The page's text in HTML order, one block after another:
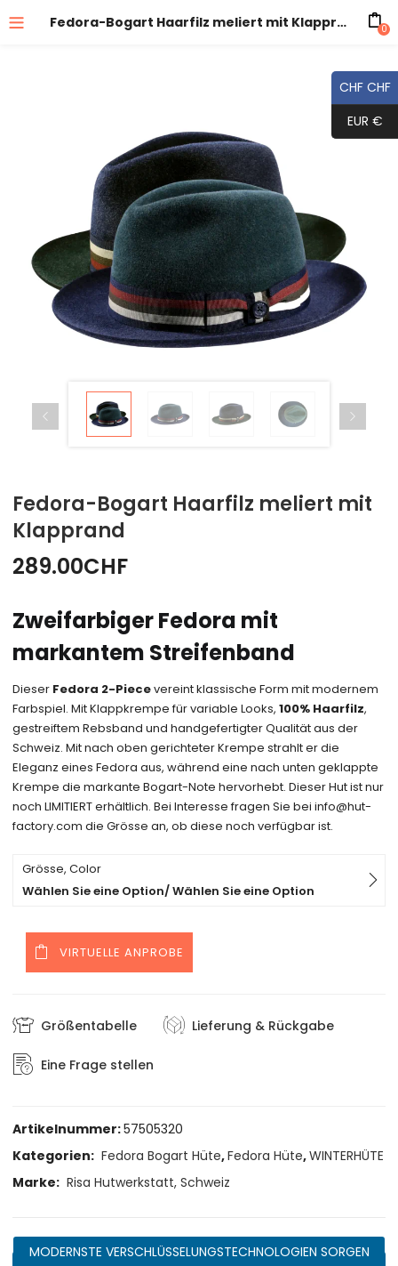
Fedora-Bogart Haarfilz meliert mit Klapprand 0
Fedora-Bogart Haarfilz meliert mit
Klapprand
289.00CHF
Zweifarbiger Fedora mit
markantem Streifenband
Dieser Fedora 2-Piecevereint klassische Form mit modernem
Farbspiel. Mit Klappkrempe für variable Looks,100% Haarfilz,
gestreiftem Rebsband und handgefertigter Qualität aus der
Schweiz. Mit nach oben gerichteter Krempe strahlt er die
Eleganz eines Fedora aus, während eine nach unten geklappte
Krempe die markante Bogart-Note hervorhebt. Dieser Hut ist nur
noch LIMITIERT erhältlich. Bei Interesse fragen Sie bei info@hut-
factory.com die Grösse an, ob diese noch verfügbar ist.
Grösse, Color
Wählen Sie eine Option/ Wählen Sie eine Option
VIRTUELLE ANPROBE
Größentabelle Lieferung & Rückgabe
Eine Frage stellen
Artikelnummer:57505320
Kategorien: Fedora Bogart Hüte,Fedora Hüte,WINTERHÜTE
Marke: Risa Hutwerkstatt, Schweiz
MODERNSTE VERSCHLÜSSELUNGSTECHNOLOGIEN SORGEN
CHF CHF
EUR €